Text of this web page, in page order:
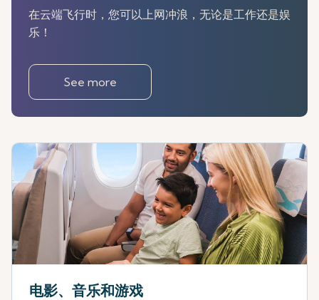
在云端飞行时，您可以上网冲浪，无论是工作还是娱
乐！
See more
电影、音乐和游戏